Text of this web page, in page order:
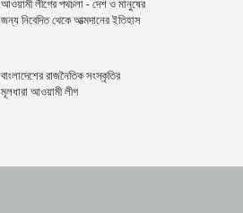
আওয়ামী লীগের পথচলা - দেশ ও মানুষের
জন্য নিবেদিত থেকে আত্মদানের ইতিহাস
বাংলাদেশের রাজনৈতিক সংস্কৃতির
মূলধারা আওয়ামী লীগ